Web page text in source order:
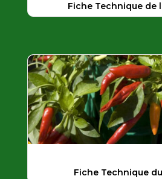
Fiche Technique de
Fiche Technique